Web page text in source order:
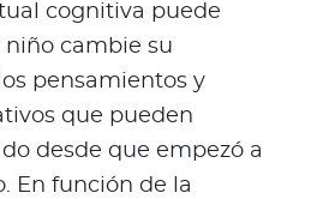
cognitiva puede
cambie su
pensamientos y
que pueden
desde que empezó a
En función de la